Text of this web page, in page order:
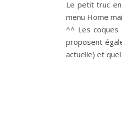
Le petit truc en
menu Home
^^ Les coques
proposent
actuelle) et